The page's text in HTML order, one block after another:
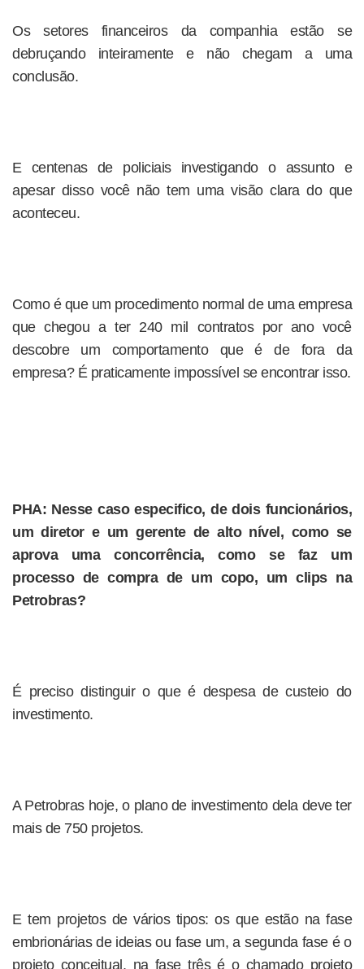
Os setores financeiros da companhia estão se
debruçando inteiramente e não chegam a uma
conclusão.
E centenas de policiais investigando o assunto e
apesar disso você não tem uma visão clara do que
aconteceu.
Como é que um procedimento normal de uma empresa
que chegou a ter 240 mil contratos por ano você
descobre um comportamento que é de fora da
empresa? É praticamente impossível se encontrar isso.
PHA: Nesse caso especifico, de dois funcionários,
um diretor e um gerente de alto nível, como se
aprova uma concorrência, como se faz um
processo de compra de um copo, um clips na
Petrobras?
É preciso distinguir o que é despesa de custeio do
investimento.
A Petrobras hoje, o plano de investimento dela deve ter
mais de 750 projetos.
E tem projetos de vários tipos: os que estão na fase
embrionárias de ideias ou fase um, a segunda fase é o
projeto conceitual, na fase três é o chamado projeto